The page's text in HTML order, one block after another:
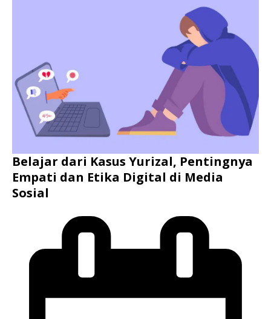
Belajar dari Kasus Yurizal, Pentingnya
Empati dan Etika Digital di Media
Sosial